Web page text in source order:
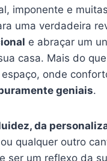
imponente e
uma verdadeira
e abraçar um
casa. Mais do
onde
geniais.
da
qualquer outro
ser um reflexo da